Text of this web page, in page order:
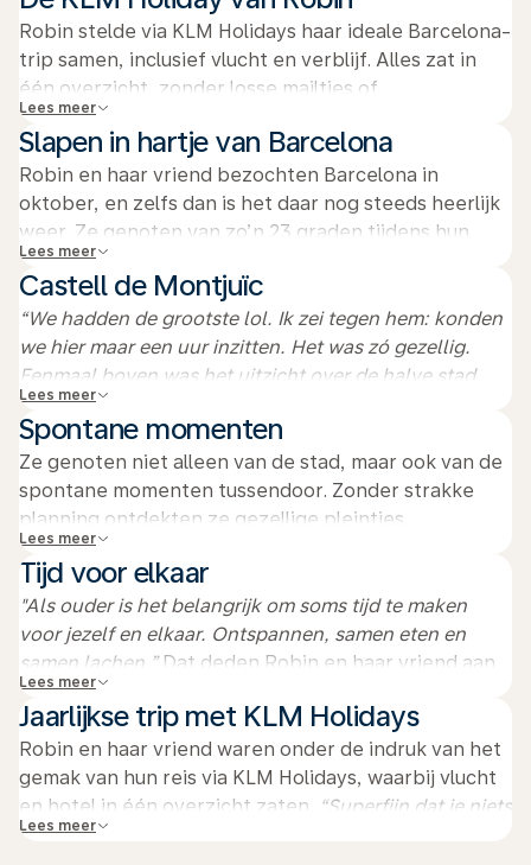
Robin stelde via KLM Holidays haar ideale Barcelona-
trip samen, inclusief vlucht en verblijf. Alles zat in
één overzicht, zonder losse mailtjes of
reserveringen. Zo had ze alle ruimte om te
ontspannen en volledig van de vakantie te genieten.
Lees meer
Slapen in hartje van Barcelona
Robin en haar vriend bezochten Barcelona in
oktober, en zelfs dan is het daar nog steeds heerlijk
weer. Ze genoten van zo’n 23 graden tijdens hun
verblijf in de stad. Het hotel lag midden in het
centrum, met een fantastisch uitzicht en luxe
kamers. Dankzij de centrale ligging konden ze
Barcelona gemakkelijk lopend ontdekken.
Lees meer
Castell de Montjuïc
“We hadden de grootste lol. Ik zei tegen hem: konden
we hier maar een uur inzitten. Het was zó gezellig.
Eenmaal boven was het uitzicht over de halve stad
adembenemend. Het had ’s ochtends geregend, maar
toen klaarde het op en kwam de zon door. Die
gigantisch blauwe lucht vergeet ik niet snel.”
Lees meer
Spontane momenten
Ze genoten niet alleen van de stad, maar ook van de
spontane momenten tussendoor. Zonder strakke
planning ontdekten ze gezellige pleintjes,
verborgen straatjes en lokale winkeltjes vol karakter.
Juist die onverwachte ontdekkingen maakten de
stedentrip extra bijzonder.
Lees meer
Tijd voor elkaar
"Als ouder is het belangrijk om soms tijd te maken
voor jezelf en elkaar. Ontspannen, samen eten en
samen lachen.” Dat deden Robin en haar vriend aan
de Ramblas, waar ze genoten van heerlijke tapas en
de levendige sfeer van de stad.
Lees meer
Jaarlijkse trip met KLM Holidays
Robin en haar vriend waren onder de indruk van het
gemak van hun reis via KLM Holidays, waarbij vlucht
en hotel in één overzicht zaten.
“Superfijn dat je niets
apart hoeft te regelen. We willen er een jaarlijks ding
Lees meer